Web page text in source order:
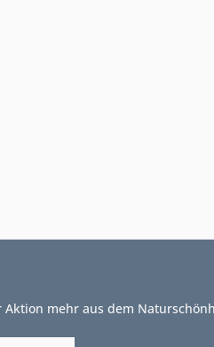
mehr aus dem